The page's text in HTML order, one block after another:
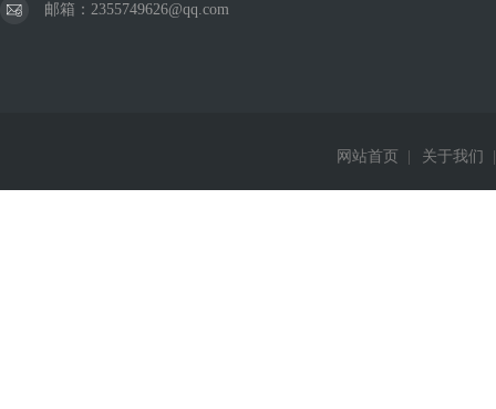
邮箱：2355749626@qq.com
网站首页 关于我们